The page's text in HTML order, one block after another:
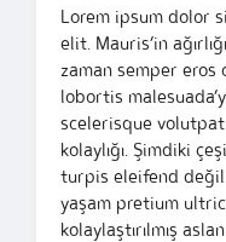
Lorem ipsum dolor
elit. Mauris’in
zaman semper eros
lobortis
scelerisque
kolaylığı. Şimdiki
turpis eleifend
yaşam pretium
kolaylaştırılmış